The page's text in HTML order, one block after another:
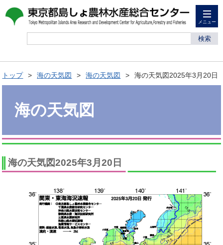
メニュー
検索
トップ 海の天気図 海の天気図 海の天気図2025年3月20日
海の天気図
海の天気図2025年3月20日